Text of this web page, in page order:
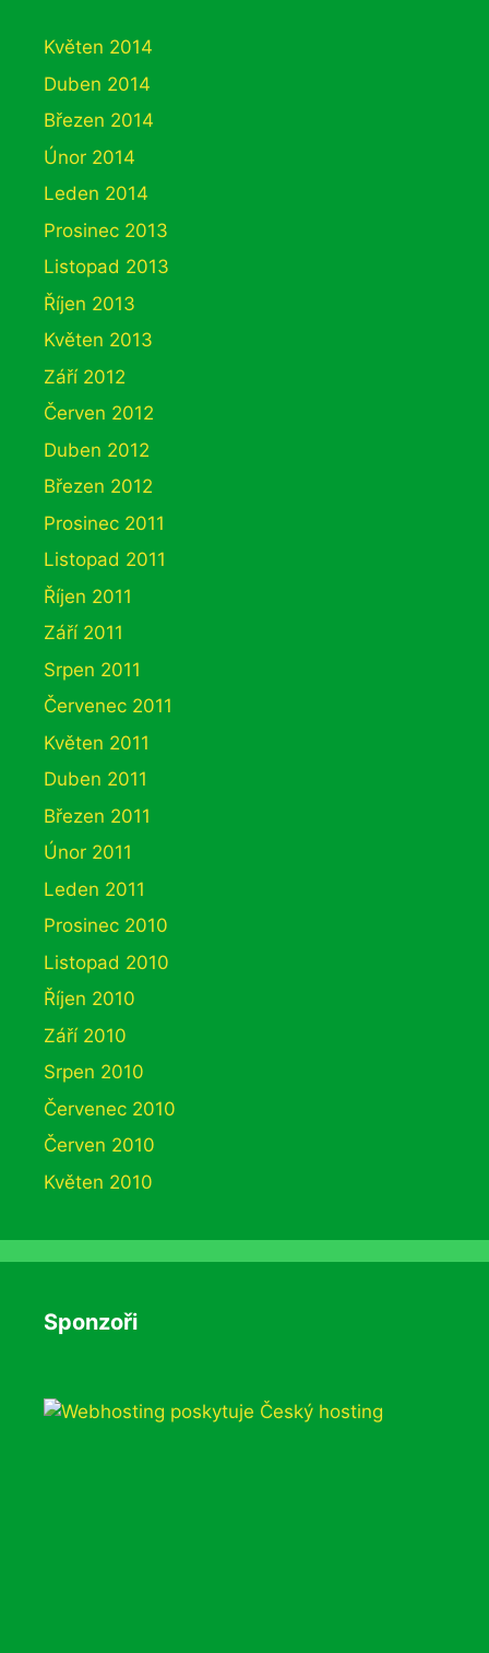
Květen 2014
Duben 2014
Březen 2014
Únor 2014
Leden 2014
Prosinec 2013
Listopad 2013
Říjen 2013
Květen 2013
Září 2012
Červen 2012
Duben 2012
Březen 2012
Prosinec 2011
Listopad 2011
Říjen 2011
Září 2011
Srpen 2011
Červenec 2011
Květen 2011
Duben 2011
Březen 2011
Únor 2011
Leden 2011
Prosinec 2010
Listopad 2010
Říjen 2010
Září 2010
Srpen 2010
Červenec 2010
Červen 2010
Květen 2010
Sponzoři